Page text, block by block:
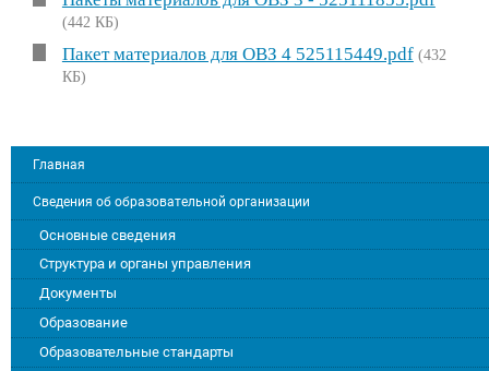
(442 КБ)
Пакет материалов для ОВЗ 4 525115449.pdf (432
КБ)
Главная
Сведения об образовательной организации
Основные сведения
Структура и органы управления
Документы
Образование
Образовательные стандарты